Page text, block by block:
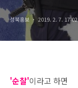
성북홍보 2019. 2. 7. 17:02
'순찰'이라고 하면